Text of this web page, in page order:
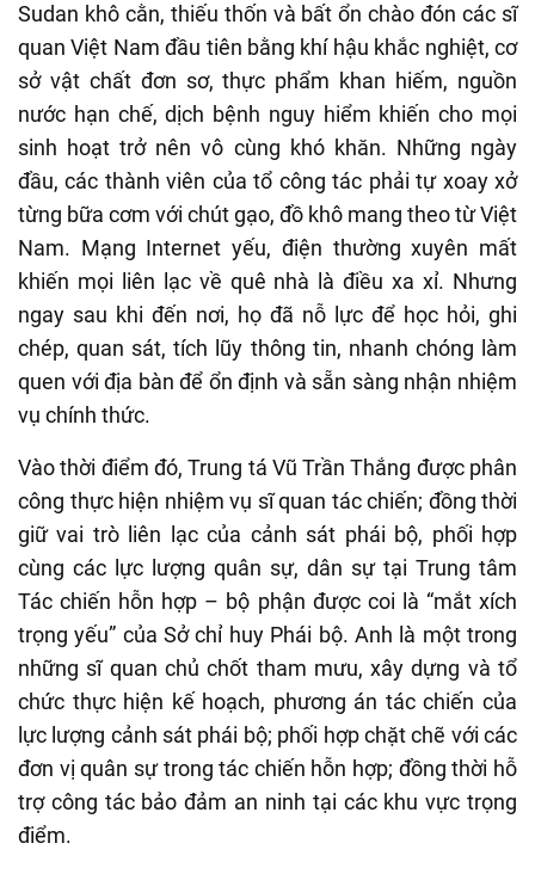
Sudan khô cằn, thiếu thốn và bất ổn chào đón các sĩ
quan Việt Nam đầu tiên bằng khí hậu khắc nghiệt, cơ
sở vật chất đơn sơ, thực phẩm khan hiếm, nguồn
nước hạn chế, dịch bệnh nguy hiểm khiến cho mọi
sinh hoạt trở nên vô cùng khó khăn. Những ngày
đầu, các thành viên của tổ công tác phải tự xoay xở
từng bữa cơm với chút gạo, đồ khô mang theo từ Việt
Nam. Mạng Internet yếu, điện thường xuyên mất
khiến mọi liên lạc về quê nhà là điều xa xỉ. Nhưng
ngay sau khi đến nơi, họ đã nỗ lực để học hỏi, ghi
chép, quan sát, tích lũy thông tin, nhanh chóng làm
quen với địa bàn để ổn định và sẵn sàng nhận nhiệm
vụ chính thức.
Vào thời điểm đó, Trung tá Vũ Trần Thắng được phân
công thực hiện nhiệm vụ sĩ quan tác chiến; đồng thời
giữ vai trò liên lạc của cảnh sát phái bộ, phối hợp
cùng các lực lượng quân sự, dân sự tại Trung tâm
Tác chiến hỗn hợp – bộ phận được coi là “mắt xích
trọng yếu” của Sở chỉ huy Phái bộ. Anh là một trong
những sĩ quan chủ chốt tham mưu, xây dựng và tổ
chức thực hiện kế hoạch, phương án tác chiến của
lực lượng cảnh sát phái bộ; phối hợp chặt chẽ với các
đơn vị quân sự trong tác chiến hỗn hợp; đồng thời hỗ
trợ công tác bảo đảm an ninh tại các khu vực trọng
điểm.